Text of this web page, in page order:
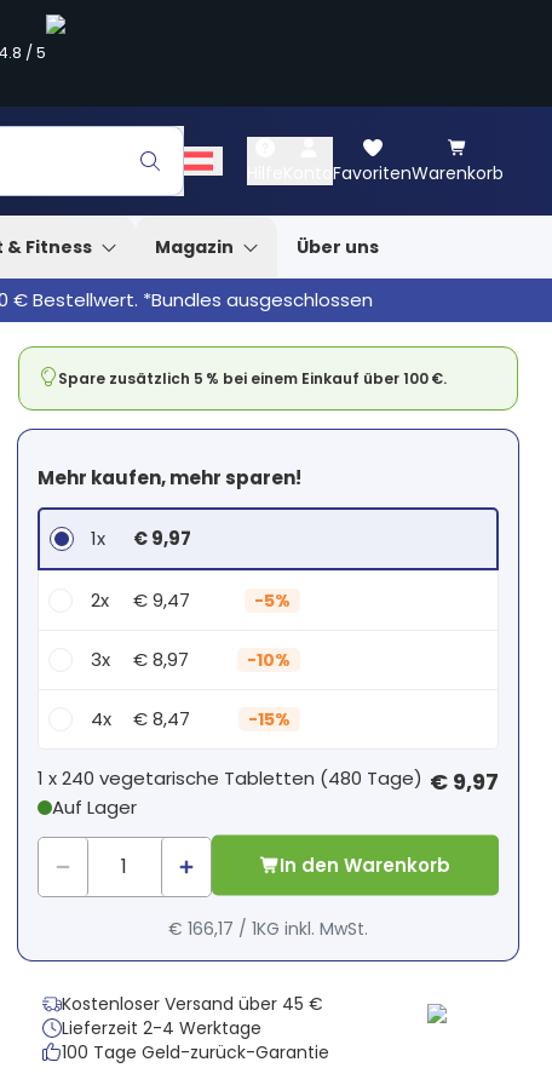
4.8 /5
FavoritenWarenkorb
& Fitness Magazin Über uns
€ Bestellwert. *Bundles ausgeschlossen
Spare zusätzlich 5 % bei einem Einkauf über 100 €.
Mehr kaufen, mehr sparen!
1x € 9,97
2x € 9,47 -5%
3x € 8,97 -10%
4x € 8,47 -15%
Dein persönlicher Rabatt
1x € 0,00
1 x240 vegetarische Tabletten (480 Tage)
Auf Lager
€ 9,97
In den Warenkorb
€ 166,17 / 1KG inkl. MwSt.
Kostenloser Versand über 45 €
Lieferzeit 2-4 Werktage
100 Tage Geld-zurück-Garantie